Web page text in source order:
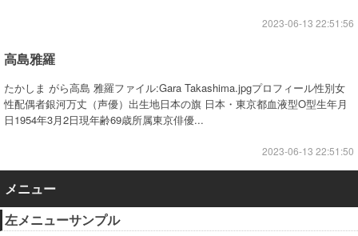
2023-06-13 22:51:56
高島雅羅
たかしま がら高島 雅羅ファイル:Gara Takashima.jpgプロフィール性別女
性配偶者銀河万丈（声優）出生地日本の旗 日本・東京都血液型O型生年月
日1954年3月2日現年齢69歳所属東京俳優...
2023-06-13 22:51:50
メニュー
左メニューサンプル